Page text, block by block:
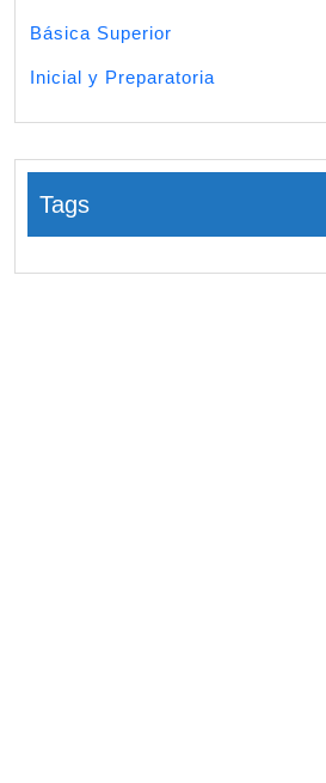
Básica Superior
Inicial y Preparatoria
Tags